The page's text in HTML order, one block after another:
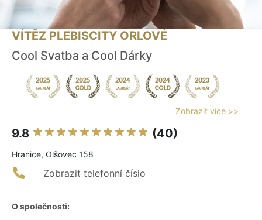
VÍTĚZ PLEBISCITY ORLOVÉ
Cool Svatba a Cool Dárky
Zobrazit více >>
9.8 (40)
Hranice, Olšovec 158
Zobrazit telefonní číslo
O společnosti: